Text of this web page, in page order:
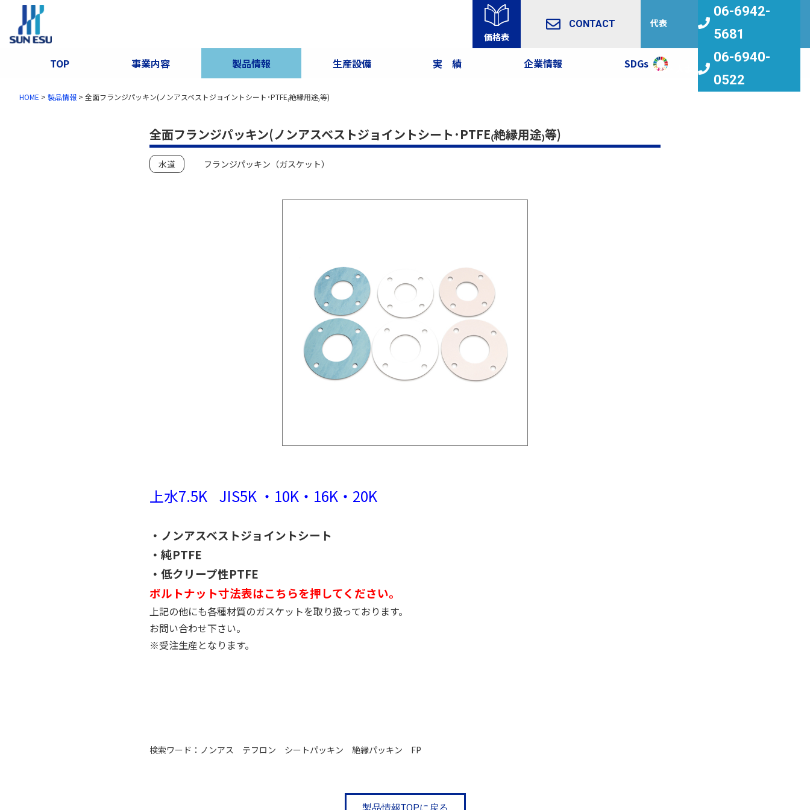
価格表
CONTACT 代表
06-6942-
5681
総務・人事
06-6940-
0522
TOP 事業内容 製品情報 生産設備 実 績 企業情報 SDGs 求人情報
HOME > 製品情報 > 全面フランジパッキン(ノンアスベストジョイントシート･PTFE₍絶縁用途₎等)
全面フランジパッキン(ノンアスベストジョイントシート･PTFE₍絶縁用途₎等)
水道 フランジパッキン（ガスケット）
上水7.5K JIS5K ・10K・16K・20K
・ノンアスベストジョイントシート
・純PTFE
・低クリープ性PTFE
ボルトナット寸法表はこちらを押してください。
上記の他にも各種材質のガスケットを取り扱っております。
お問い合わせ下さい。
※受注生産となります。
検索ワード：ノンアス テフロン シートパッキン 絶縁パッキン FP